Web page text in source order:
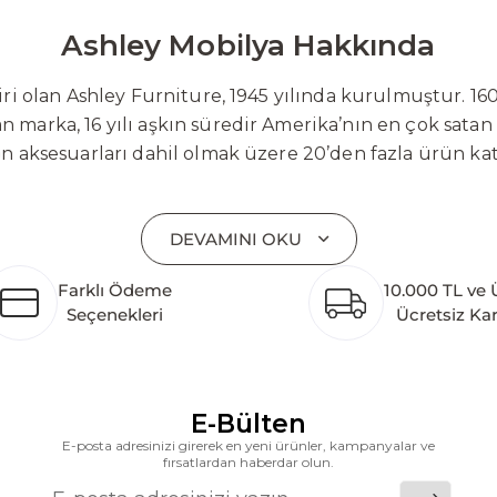
Ashley Mobilya Hakkında
Ashley Furniture, 1945 yılında kurulmuştur.
marka, 16 yılı aşkın süredir Amerika’nın en çok
aksesuarları dahil olmak üzere 20’den fazla ürün
bir pazar payına ulaşmıştır. Marka; sadece
temel yaklaşım olarak benimsemektedir.
tesisinin altyapısı tamamlanmıştır. Ashley
pazarlarına hizmet vermektir. Dünya genelinde 7
katkı açısından önemli bir değer yaratmaktadır.
sunar. Teknoloji ve mağazacılığı bir araya
deneyimi sunmak ve bu konforu her eve taşımak
DEVAMINI OKU
Farklı Ödeme
Seçenekleri
10.000 TL ve
Ücretsiz
E-Bülten
E-posta adresinizi girerek en yeni ürünler, kampanyalar ve
fırsatlardan haberdar olun.